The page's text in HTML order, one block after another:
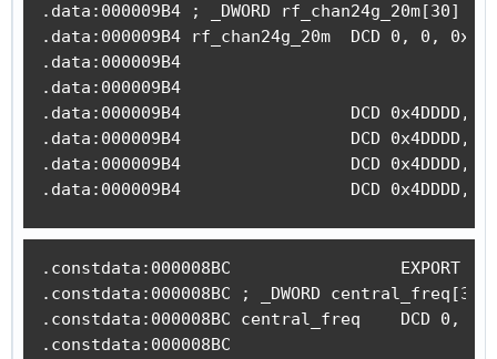
.data:000009B4 ; _DWORD rf_chan24g_20m[30]
.data:000009B4 rf_chan24g_20m  DCD 0, 0,
.data:000009B4
.data:000009B4
.data:000009B4                 DCD 0x4DDDD,
.data:000009B4                 DCD 0x4DDDD,
.data:000009B4                 DCD 0x4DDDD,
.data:000009B4                 DCD 0x4DDDD,
.constdata:000008BC                 EXPORT
.constdata:000008BC ; _DWORD central_freq[30]
.constdata:000008BC central_freq
.constdata:000008BC